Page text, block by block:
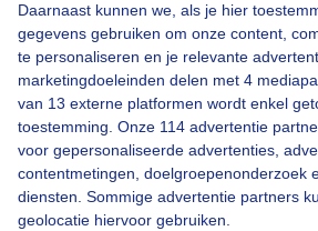
Daarnaast kunnen we, als je hier
gegevens gebruiken om onze content,
te personaliseren en je relevante
marketingdoeleinden delen met 4
van 13 externe platformen wordt enkel
toestemming. Onze 114 advertentie
voor gepersonaliseerde advertenties,
contentmetingen, doelgroepenonderzoek
diensten. Sommige advertentie partners
geolocatie hiervoor gebruiken.
Over Buienradar
Bedrijfsgegevens